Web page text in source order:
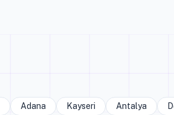
Adana Kayseri Antalya